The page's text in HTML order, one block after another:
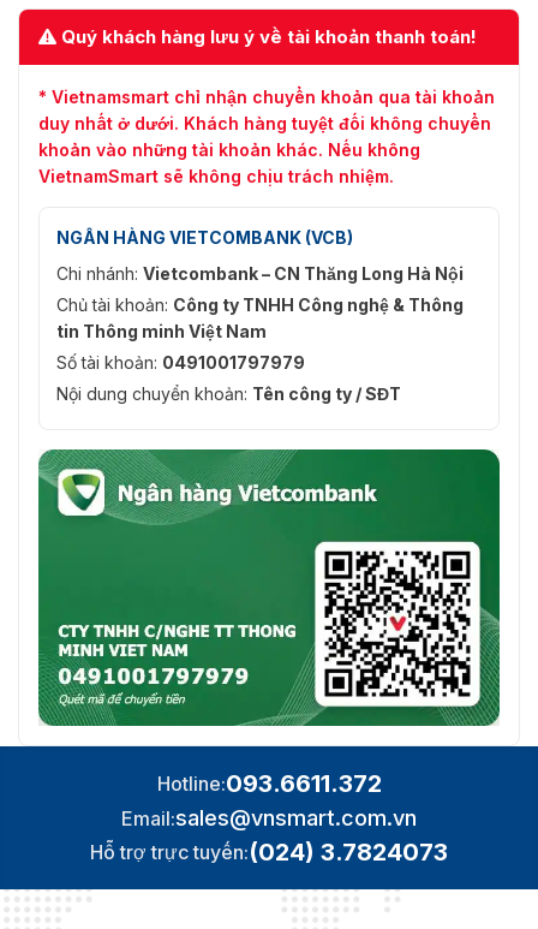
Quý khách hàng lưu ý về tài khoản thanh toán!
* Vietnamsmart chỉ nhận chuyển khoản qua tài khoản
duy nhất ở dưới. Khách hàng tuyệt đối không chuyển
khoản vào những tài khoản khác. Nếu không
VietnamSmart sẽ không chịu trách nhiệm.
NGÂN HÀNG VIETCOMBANK (VCB)
Chi nhánh: Vietcombank – CN Thăng Long Hà Nội
Chủ tài khoản: Công ty TNHH Công nghệ & Thông
tin Thông minh Việt Nam
Số tài khoản: 0491001797979
Nội dung chuyển khoản: Tên công ty / SĐT
Hotline:093.6611.372
Email:sales@vnsmart.com.vn
Hỗ trợ trực tuyến:(024) 3.7824073